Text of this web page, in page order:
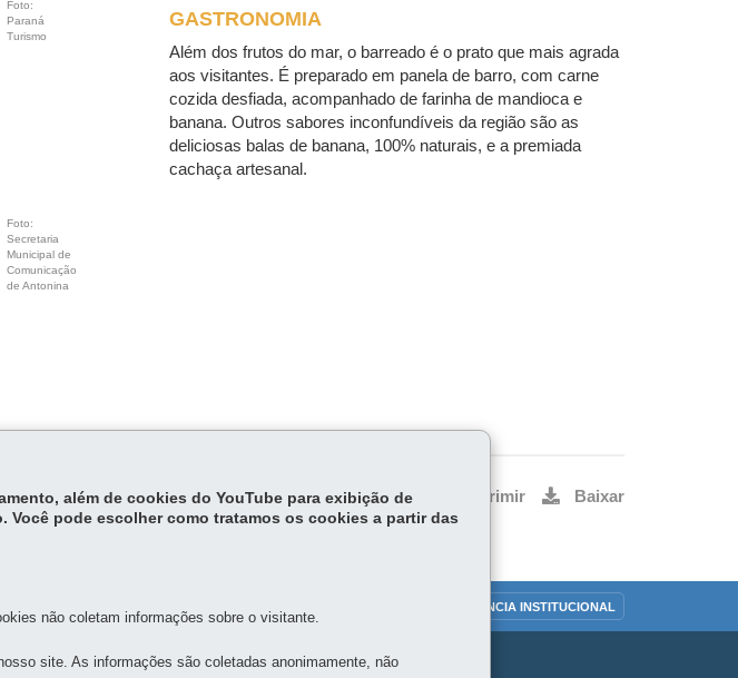
Foto:
Paraná
Turismo
GASTRONOMIA
Além dos frutos do mar, o barreado é o prato que mais agrada
aos visitantes. É preparado em panela de barro, com carne
cozida desfiada, acompanhado de farinha de mandioca e
banana. Outros sabores inconfundíveis da região são as
deliciosas balas de banana, 100% naturais, e a premiada
cachaça artesanal.
Foto:
Secretaria
Municipal de
Comunicação
de Antonina
Voltar Início Imprimir Baixar
TRANSPARÊNCIA INSTITUCIONAL
além de cookies do YouTube para exibição de
pode escolher como tratamos os cookies a partir das
não coletam informações sobre o visitante.
site. As informações são coletadas anonimamente, não